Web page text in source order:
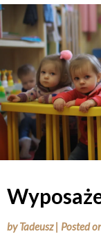
byTadeusz | Posted